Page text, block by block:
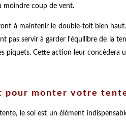
moindre coup de vent.
à maintenir le double-toit bien
pas servir à garder l'équilibre de la
piquets. Cette action leur concèdera
pour monter votre
le sol est un élément